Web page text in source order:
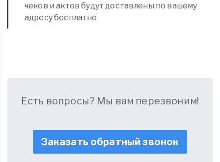
чеков и актов будут доставлены по вашему
адресу бесплатно.
Есть вопросы? Мы вам перезвоним!
Заказать обратный звонок